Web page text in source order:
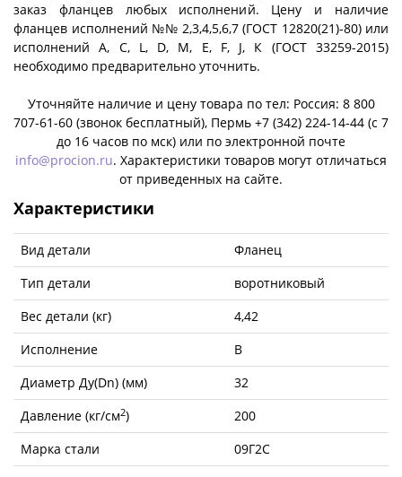
заказ фланцев любых исполнений. Цену и наличие
фланцев исполнений №№ 2,3,4,5,6,7 (ГОСТ 12820(21)-80) или
исполнений A, C, L, D, M, E, F, J, К (ГОСТ 33259-2015)
необходимо предварительно уточнить.
Уточняйте наличие и цену товара по тел: Россия: 8 800
707-61-60 (звонок бесплатный), Пермь +7 (342) 224-14-44 (c 7
до 16 часов по мск) или по электронной почте
info@procion.ru. Характеристики товаров могут отличаться
от приведенных на сайте.
Характеристики
Вид детали
Фланец
Тип детали
воротниковый
Вес детали (кг)
4,42
Исполнение
B
Диаметр Ду(Dn) (мм)
32
Давление (кг/см2)
200
Марка стали
09Г2С